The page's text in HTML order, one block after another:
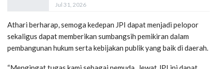
Jul 31, 2026
Athari berharap, semoga kedepan JPI dapat menjadi pelopor
sekaligus dapat memberikan sumbangsih pemikiran dalam
pembangunan hukum serta kebijakan publik yang baik di daerah.